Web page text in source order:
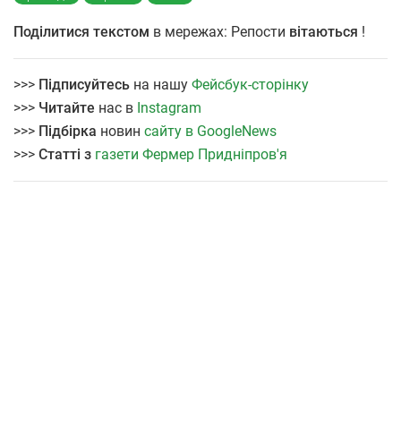
Поділитися текстом в мережах: Репости вітаються !
>>> Підписуйтесь на нашу Фейсбук-сторінку
>>> Читайте нас в Instagram
>>> Підбірка новин сайту в GoogleNews
>>> Статті з газети Фермер Придніпров'я